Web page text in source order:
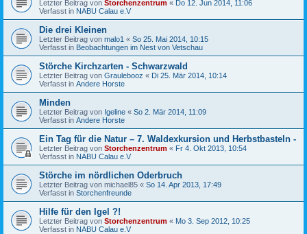
Letzter Beitrag von Storchenzentrum « Do 12. Jun 2014, 11:06
Verfasst in NABU Calau e.V
Die drei Kleinen
Letzter Beitrag von malo1 « So 25. Mai 2014, 10:15
Verfasst in Beobachtungen im Nest von Vetschau
Störche Kirchzarten - Schwarzwald
Letzter Beitrag von Graulebooz « Di 25. Mär 2014, 10:14
Verfasst in Andere Horste
Minden
Letzter Beitrag von Igeline « So 2. Mär 2014, 11:09
Verfasst in Andere Horste
Ein Tag für die Natur – 7. Waldexkursion und Herbstbasteln -
Letzter Beitrag von Storchenzentrum « Fr 4. Okt 2013, 10:54
Verfasst in NABU Calau e.V
Störche im nördlichen Oderbruch
Letzter Beitrag von michael85 « So 14. Apr 2013, 17:49
Verfasst in Storchenfreunde
Hilfe für den Igel ?!
Letzter Beitrag von Storchenzentrum « Mo 3. Sep 2012, 10:25
Verfasst in NABU Calau e.V